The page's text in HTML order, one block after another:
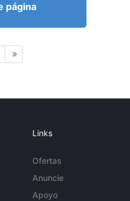
página
Links
Ofertas
Anuncie
Apoyo